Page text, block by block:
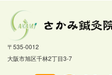
〒535-0012
大阪市旭区千林2丁目3-7